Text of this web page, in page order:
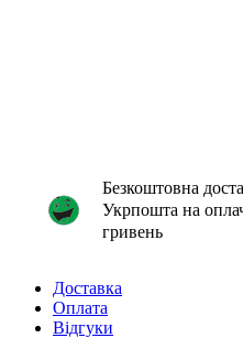
Безкоштовна
Укрпошта на
гривень
Доставка
Оплата
Відгуки